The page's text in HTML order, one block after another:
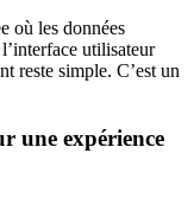
où les données
utilisateur
reste simple. C’est un
une expérience